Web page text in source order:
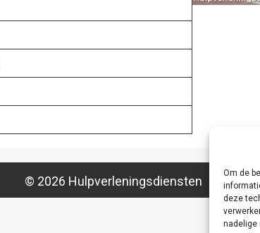
Om de
deze
nadelige
© 2026 Hulpverleningsdiensten